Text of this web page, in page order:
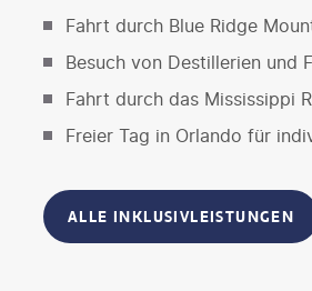
Fahrt durch Blue Ridge
Besuch von Destillerien und
Fahrt durch das Mississippi
Freier Tag in Orlando für
ALLE INKLUSIVLEISTUNGEN